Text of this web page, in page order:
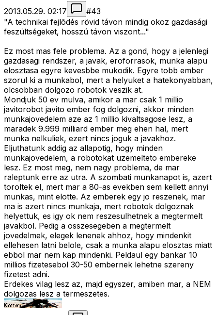
2013.05.29. 02:17
#43
"A technikai fejlõdés rövid távon mindig okoz gazdasági
feszültségeket, hosszú távon viszont..."
Ez most mas fele problema. Az a gond, hogy a jelenlegi
gazdasagi rendszer, a javak, eroforrasok, munka alapu
elosztasa egyre kevesbbe mukodik. Egyre tobb ember
szorul ki a munkabol, mert a helyuket a hatekonyabban,
olcsobban dolgozo robotok veszik at.
Mondjuk 50 ev mulva, amikor a mar csak 1 millio
javitorobot javito ember fog dolgozni, akkor minden
munkajovedelem aze az 1 millio kivaltsagose lesz, a
maradek 9.999 milliard ember meg ehen hal, mert
munka nelkuliek, ezert nincs joguk a javakhoz.
Eljuthatunk addig az allapotig, hogy minden
munkajovedelem, a robotokat uzemelteto embereke
lesz. Ez most meg, nem nagy problema, de mar
raleptunk erre az utra. A szombati munkanapot is, azert
toroltek el, mert mar a 80-as evekben sem kellett annyi
munkas, mint elotte. Az emberek egy jo reszenek, mar
ma is azert nincs munkaja, mert robotok dolgoznak
helyettuk, es igy ok nem reszesulhetnek a megtermelt
javakbol. Pedig a osszesegeben a megtermelt
jovedelmek, elegek lenenek ahhoz, hogy mindenkit
ellehesen latni belole, csak a munka alapu elosztas miatt
ebbol mar nem kap mindenki. Peldaul egy bankar 10
millios fizetesebol 30-50 embernek lehetne szereny
fizetest adni.
Erdekes vilag lesz az, majd egyszer, amiben mar, a NEM
dolgozas lesz a termeszetes.